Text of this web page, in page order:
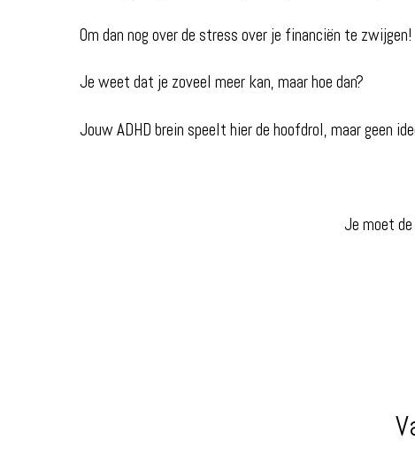
Om dan nog over de stress over je financiën te zwijgen!
Je weet dat je zoveel meer kan, maar hoe dan?
Jouw ADHD brein speelt hier de hoofdrol, maar geen
Je moet